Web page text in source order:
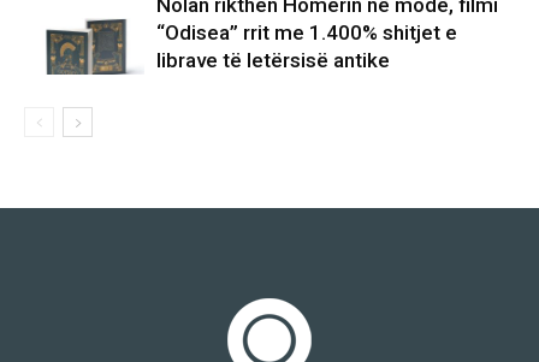
Nolan rikthen Homerin në modë, filmi
“Odisea” rrit me 1.400% shitjet e
librave të letërsisë antike